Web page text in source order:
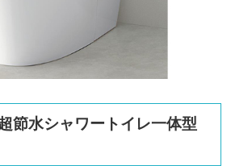
節水シャワートイレ一体型